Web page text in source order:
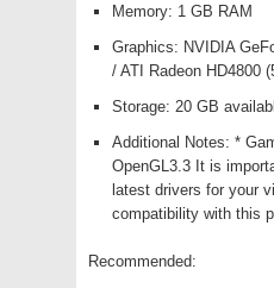
Memory: 1 GB RAM
Graphics: NVIDIA
/ ATI Radeon HD4800
Storage: 20 GB
Additional Notes: *
OpenGL3.3 It is
latest drivers for your
compatibility with this
Recommended: